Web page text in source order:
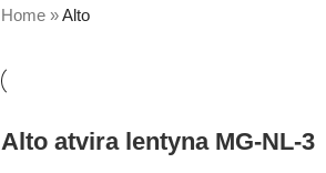
Home»Alto
Alto atvira lentyna MG-NL-3